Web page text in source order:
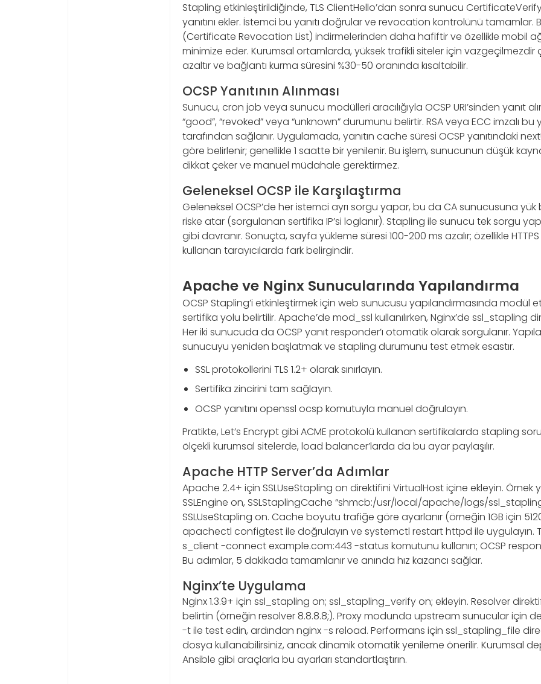
Stapling etkinleştirildiğinde, TLS ClientHello’dan sonra sunucu
yanıtını ekler. İstemci bu yanıtı doğrular ve revocation kontrolünü tamamlar.
(Certificate Revocation List) indirmelerinden daha hafiftir ve özellikle mobil
minimize eder. Kurumsal ortamlarda, yüksek trafikli siteler için vazgeçilmezdir
azaltır ve bağlantı kurma süresini %30-50 oranında kısaltabilir.
OCSP Yanıtının Alınması
Sunucu, cron job veya sunucu modülleri aracılığıyla OCSP URI’sinden yanıt
“good”, “revoked” veya “unknown” durumunu belirtir. RSA veya ECC imzalı bu
tarafından sağlanır. Uygulamada, yanıtın cache süresi OCSP yanıtındaki
göre belirlenir; genellikle 1 saatte bir yenilenir. Bu işlem, sunucunun düşük
dikkat çeker ve manuel müdahale gerektirmez.
Geleneksel OCSP ile Karşılaştırma
Geleneksel OCSP’de her istemci ayrı sorgu yapar, bu da CA sunucusuna yük
riske atar (sorgulanan sertifika IP’si loglanır). Stapling ile sunucu tek sorgu
gibi davranır. Sonuçta, sayfa yükleme süresi 100-200 ms azalır; özellikle
kullanan tarayıcılarda fark belirgindir.
Apache ve Nginx Sunucularında Yapılandırma
OCSP Stapling’i etkinleştirmek için web sunucusu yapılandırmasında modül
sertifika yolu belirtilir. Apache’de mod_ssl kullanılırken, Nginx’de ssl_stapling
Her iki sunucuda da OCSP yanıt responder’ı otomatik olarak sorgulanır.
sunucuyu yeniden başlatmak ve stapling durumunu test etmek esastır.
SSL protokollerini TLS 1.2+ olarak sınırlayın.
Sertifika zincirini tam sağlayın.
OCSP yanıtını openssl ocsp komutuyla manuel doğrulayın.
Pratikte, Let’s Encrypt gibi ACME protokolü kullanan sertifikalarda stapling
ölçekli kurumsal sitelerde, load balancer’larda da bu ayar paylaşılır.
Apache HTTP Server’da Adımlar
Apache 2.4+ için SSLUseStapling on direktifini VirtualHost içine ekleyin. Örnek
SSLEngine on, SSLStaplingCache “shmcb:/usr/local/apache/logs/
SSLUseStapling on. Cache boyutu trafiğe göre ayarlanır (örneğin 1GB için
apachectl configtest ile doğrulayın ve systemctl restart httpd ile uygulayın.
s_client -connect example.com:443 -status komutunu kullanın; OCSP
Bu adımlar, 5 dakikada tamamlanır ve anında hız kazancı sağlar.
Nginx’te Uygulama
Nginx 1.3.9+ için ssl_stapling on; ssl_stapling_verify on; ekleyin. Resolver
belirtin (örneğin resolver 8.8.8.8;). Proxy modunda upstream sunucular için
-t ile test edin, ardından nginx -s reload. Performans için ssl_stapling_file
dosya kullanabilirsiniz, ancak dinamik otomatik yenileme önerilir. Kurumsal
Ansible gibi araçlarla bu ayarları standartlaştırın.